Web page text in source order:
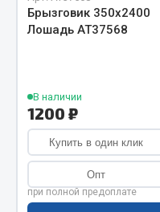
Весь раздел
Весь раздел
РТИ
Кольца уплотнительные
Брызговик 350х2400
Лошадь АТ37568
В наличии
1200 ₽
Купить в один клик
Опт
при полной предоплате